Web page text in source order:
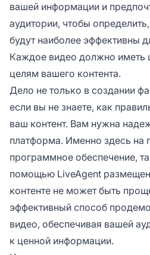
вашей информации и
аудитории, чтобы
будут наиболее эффективны
Каждое видео должно иметь
целям вашего контента.
Дело не только в создании
если вы не знаете, как
ваш контент. Вам нужна
платформа. Именно здесь на
программное обеспечение,
помощью LiveAgent
контенте не может быть
эффективный способ
видео, обеспечивая вашей
к ценной информации.